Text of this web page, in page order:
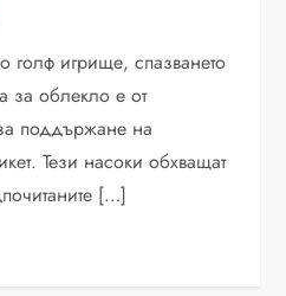
голф игрище, спазването
за облекло е от
поддържане на
Тези насоки обхващат
[…]